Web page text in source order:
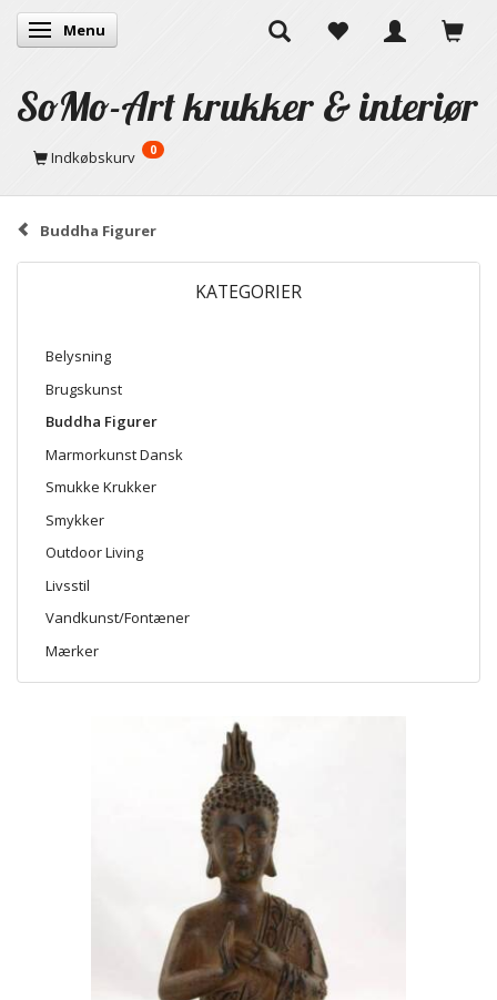
Skifte navigation
Menu
SoMo-Art krukker & interiør
Indkøbskurv 0
Buddha Figurer
KATEGORIER
Belysning
Brugskunst
Buddha Figurer
Marmorkunst Dansk
Smukke Krukker
Smykker
Outdoor Living
Livsstil
Vandkunst/Fontæner
Mærker